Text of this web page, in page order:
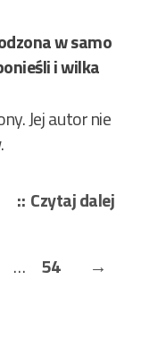
w samo
i wilka
Jej autor nie
Czytaj dalej
… Page
54
Next
→